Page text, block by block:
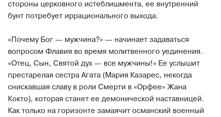
стороны церковного истеблишмента, ее внутренний
бунт потребует иррационального выхода.
«Почему Бог — мужчина?» — начинает задаваться
вопросом Флавия во время молитвенного уединения.
«Отец, Сын, Святой дух — все мужчины!» Ее услышит
престарелая сестра Агата (Мария Казарес, некогда
снискавшая славу в роли Смерти в «Орфее» Жана
Кокто), которая станет ее демонической наставницей.
Как только на горизонте замаячит османский военный